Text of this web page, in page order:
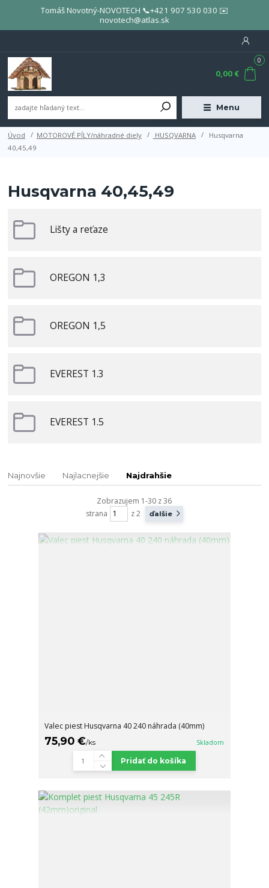
Tomáš Novotný-NOVOTECH 📞+421 907 530 030 ✉️
novotech@atlas.sk
Menu
0
0,00 €
Úvod MOTOROVÉ PÍLY/náhradné diely HUSQVARNA
Husqvarna
40,45,49
Husqvarna 40,45,49
Lišty a reťaze
OREGON 1,3
OREGON 1,5
EVEREST 1.3
EVEREST 1.5
Najnovšie Najlacnejšie Najdrahšie
Zobrazujem 1-30 z 36
strana
z 2 ďalšie
Valec piest Husqvarna 40 240 náhrada (40mm)
75,90 €/ks Skladom
Pridať do košíka